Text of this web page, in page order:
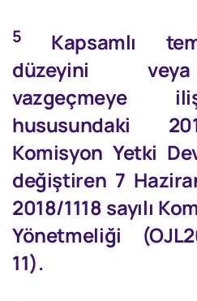
5
Kapsamlı
düzeyini
vazgeçmeye
hususundaki
Komisyon Yetki
değiştiren 7
2018/1118 sayılı
Yönetmeliği
11).